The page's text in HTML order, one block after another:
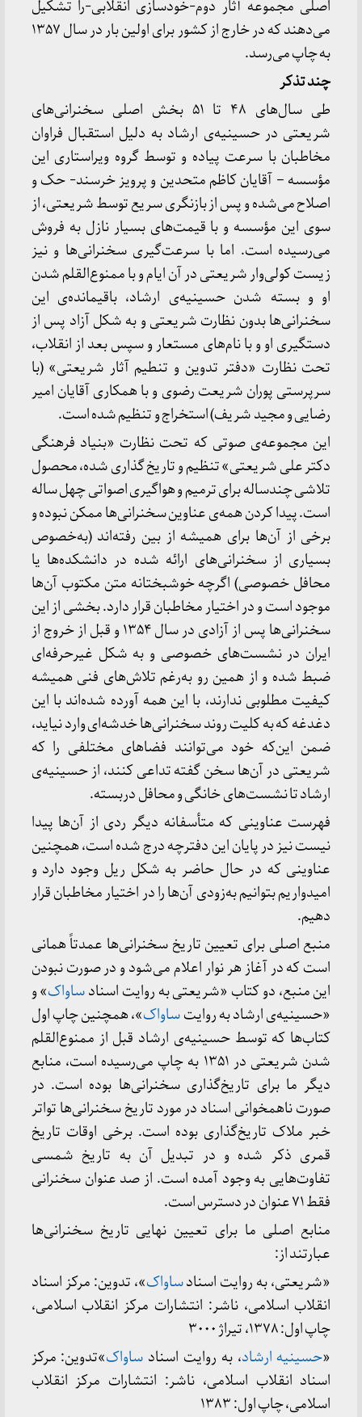
اصلی مجموعه آثار دوم-خودسازی انقلابی-را تشکیل
می‌دهند که در خارج از کشور برای اولین بار در سال ۱۳۵۷
به چاپ می‌رسد.
چند تذکر
طی سال‌های ۴۸ تا ۵۱ بخش اصلی سخنرانی‌های
شریعتی در حسینیه‌ی ارشاد به دلیل استقبال فراوان
مخاطبان با سرعت پیاده و توسط گروه ویراستاری این
مؤسسه – آقایان کاظم متحدین و پرویز خرسند- حک و
اصلاح می‌شده و پس از بازنگری سریع توسط شریعتی، از
سوی این مؤسسه و با قیمت‌های بسیار نازل به فروش
می‌رسیده است. اما با سرعت‌گیری سخنرانی‌ها و نیز
زیست کولی‌وار شریعتی در آن ایام و با ممنوع‌القلم شدن
او و بسته شدن حسینیه‌ی ارشاد، باقیمانده‌ی این
سخنرانی‌ها بدون نظارت شریعتی و به شکل آزاد پس از
دستگیری او و با نام‌های مستعار و سپس بعد از انقلاب،
تحت نظارت «دفتر تدوین و تنطیم آثار شریعتی» (با
سرپرستی پوران شریعت رضوی و با همکاری آقایان امیر
رضایی و مجید شریف) استخراج و تنظیم شده است.
این مجموعه‌ی صوتی که تحت نظارت «بنیاد فرهنگی
دکتر علی شریعتی» تنظیم و تاریخ گذاری شده، محصول
تلاشی چندساله برای ترمیم و هواگیری اصواتی چهل ساله
است. پیدا کردن همه‌ی عناوین سخنرانی‌ها ممکن نبوده و
برخی از آن‌ها برای همیشه از بین رفته‌اند (به‌خصوص
بسیاری از سخنرانی‌های ارائه شده در دانشکده‌ها یا
محافل خصوصی) اگرچه خوشبختانه متن مکتوب آن‌ها
موجود است و در اختیار مخاطبان قرار دارد. بخشی از این
سخنرانی‌ها پس از آزادی در سال ۱۳۵۴ و قبل از خروج از
ایران در نشست‌های خصوصی و به شکل غیرحرفه‌ای
ضبط شده و از همین رو به‌رغم تلاش‌های فنی همیشه
کیفیت مطلوبی ندارند، با این همه آورده شده‌اند با این
دغدغه که به کلیت روند سخنرانی‌ها خدشه‌ای وارد نیاید،
ضمن این‌که خود می‌توانند فضاهای مختلفی را که
شریعتی در آن‌ها سخن گفته تداعی کنند، از حسینیه‌ی
ارشاد تا نشست‌های خانگی و محافل دربسته.
فهرست عناوینی که متأسفانه دیگر ردی از آن‌ها پیدا
نیست نیز در پایان این دفترچه درج شده است، همچنین
عناوینی که در حال حاضر به شکل ریل وجود دارد و
امیدواریم بتوانیم به‌زودی آن‌ها را در اختیار مخاطبان قرار
دهیم.
منبع اصلی برای تعیین تاریخ سخنرانی‌ها عمدتاً همانی
است که در آغاز هر نوار اعلام می‌شود و در صورت نبودن
این منبع، دو کتاب «شریعتی به روایت اسنادساواک» و
«حسینیه‌ی ارشاد به روایتساواک»، همچنین چاپ اول
کتاب‌ها که توسط حسینیه‌ی ارشاد قبل از ممنوع‌القلم
شدن شریعتی در ۱۳۵۱ به چاپ می‌رسیده است، منابع
دیگر ما برای تاریخ‌گذاری سخنرانی‌ها بوده است. در
صورت ناهمخوانی اسناد در مورد تاریخ سخنرانی‌ها تواتر
خبر ملاک تاریخ‌گذاری بوده است. برخی اوقات تاریخ
قمری ذکر شده و در تبدیل آن به تاریخ شمسی
تفاوت‌هایی به وجود آمده است. از صد عنوان سخنرانی
فقط ۷۱ عنوان در دسترس است.
منابع اصلی ما برای تعیین نهایی تاریخ سخنرانی‌ها
عبارتند از:
«شریعتی، به روایت اسنادساواک»، تدوین: مرکز اسناد
انقلاب اسلامی، ناشر: انتشارات مرکز انقلاب اسلامی،
چاپ اول: ۱۳۷۸، تیراژ ۳۰۰۰
«حسینیه ارشاد، به روایت اسناد ساواک»تدوین: مرکز
اسناد انقلاب اسلامی، ناشر: انتشارات مرکز انقلاب
اسلامی، چاپ اول: ۱۳۸۳